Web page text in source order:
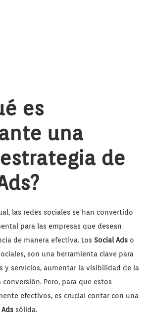
es
una
de
las redes sociales se han convertido
para las empresas que desean
de manera efectiva. Los Social Ads o
son una herramienta clave para
y servicios, aumentar la visibilidad de la
Pero, para que estos
efectivos, es crucial contar con una
sólida.